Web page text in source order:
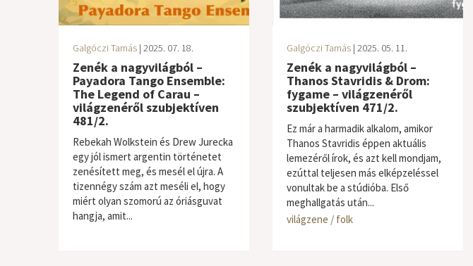
Galgóczi Tamás| 2025. 07. 18.
Zenék a nagyvilágból –
Payadora Tango Ensemble:
The Legend of Carau –
világzenéről szubjektíven
481/2.
Rebekah Wolkstein és Drew Jurecka
egy jól ismert argentin történetet
zenésített meg, és mesél el újra. A
tizennégy szám azt meséli el, hogy
miért olyan szomorú az óriásguvat
hangja, amit...
világzene / folk
Galgóczi Tamás| 2025. 05. 11.
Zenék a nagyvilágból –
Thanos Stavridis & Drom:
fygame – világzenéről
szubjektíven 471/2.
Ez már a harmadik alkalom, amikor
Thanos Stavridis éppen aktuális
lemezéről írok, és azt kell mondjam,
ezúttal teljesen más elképzeléssel
vonultak be a stúdióba. Első
meghallgatás után...
világzene / folk